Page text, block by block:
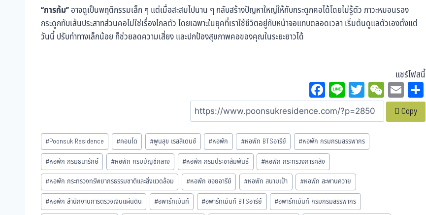
“การก้ม”อาจดูเป็นพฤติกรรมเล็ก ๆ แต่เมื่อสะสมไปนาน ๆ กลับสร้างปัญหาใหญ่ให้กับกระดูกคอได้โดยไม่รู้ตัว ภาวะหมอนรอง
กระดูกทับเส้นประสาทส่วนคอไม่ใช่เรื่องไกลตัว โดยเฉพาะในยุคที่เราใช้ชีวิตอยู่กับหน้าจอแทบตลอดเวลา เริ่มต้นดูแลตัวเองตั้งแต่
วันนี้ ปรับท่าทางเล็กน้อย ก็ช่วยลดความเสี่ยง และปกป้องสุขภาพคอของคุณในระยะยาวได้
แชร์โฟสนี้
Fa
ce
bo
ok
Li
ne
T
wi
tt
er
W
eC
ha
E
m
ail
Copy
#Poonsuk Residence #คอนโด #พูนสุข เรสสิเดนซ์ #หอพัก #หอพัก BTSอารีย์ #หอพัก กรมกรมสรรพากร
#หอพัก กรมธนารักษ์ #หอพัก กรมบัญชีกลาง #หอพัก กรมประชาสัมพันธ์ #หอพัก กระทรวงการคลัง
#หอพัก กระทรวงทรัพยากรธรรมชาติและสิ่งแวดล้อม #หอพัก ซอยอารีย์ #หอพัก สนามเป้า #หอพัก สะพานควาย
#หอพัก สำนักงานการตรวจเงินแผ่นดิน #อพาร์ทเม้นท์ #อพาร์ทเม้นท์ BTSอารีย์ #อพาร์ทเม้นท์ กรมกรมสรรพากร